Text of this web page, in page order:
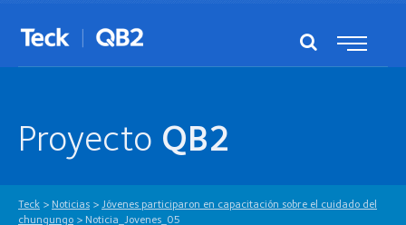
Proyecto QB2
Teck > Noticias > Jóvenes participaron en capacitación sobre el cuidado del
chungungo > Noticia_Jovenes_05